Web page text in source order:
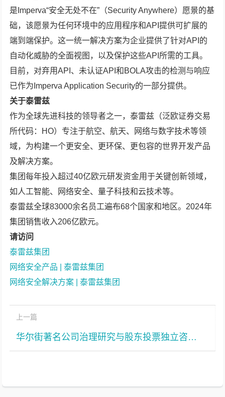
是Imperva“安全无处不在”（Security Anywhere）愿景的基
础，该愿景为任何环境中的应用程序和API提供可扩展的
端到端保护。这一统一解决方案为企业提供了针对API的
自动化威胁的全面视图，以及保护这些API所需的工具。
目前，对弃用API、未认证API和BOLA攻击的检测与响应
已作为Imperva Application Security的一部分提供。
关于泰雷兹
作为全球先进科技的领导者之一，泰雷兹（泛欧证券交易
所代码：HO）专注于航空、航天、网络与数字技术等领
域，为构建一个更安全、更环保、更包容的世界开发产品
及解决方案。
集团每年投入超过40亿欧元研发资金用于关键创新领域，
如人工智能、网络安全、量子科技和云技术等。
泰雷兹全球83000余名员工遍布68个国家和地区。2024年
集团销售收入206亿欧元。
请访问
泰雷兹集团
网络安全产品 | 泰雷兹集团
网络安全解决方案 | 泰雷兹集团
上一篇
华尔街著名公司治理研究与股东投票独立咨询机构Glass Lewis建议科兴股东投票支持现任董事会